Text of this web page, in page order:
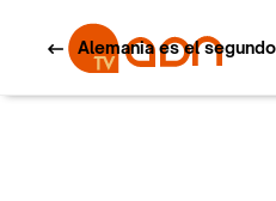
Alemania es el